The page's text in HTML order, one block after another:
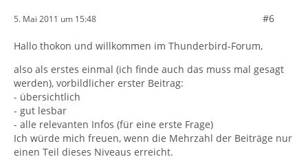
5. Mai 2011 um 15:48 #6
Hallo thokon und willkommen im Thunderbird-Forum,
also als erstes einmal (ich finde auch das muss mal gesagt
werden), vorbildlicher erster Beitrag:
- übersichtlich
- gut lesbar
- alle relevanten Infos (für eine erste Frage)
Ich würde mich freuen, wenn die Mehrzahl der Beiträge nur
einen Teil dieses Niveaus erreicht.